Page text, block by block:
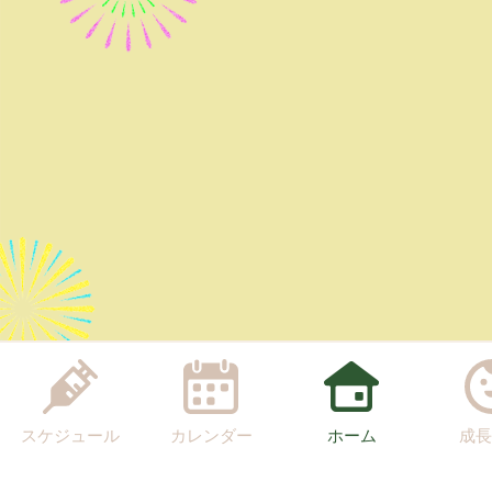
スケジュール カレンダー ホーム 成